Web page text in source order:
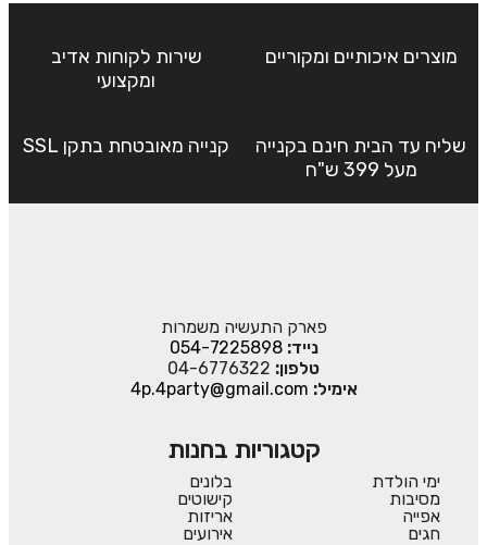
מוצרים איכותיים ומקוריים
שירות לקוחות אדיב
ומקצועי
שליח עד הבית חינם בקנייה
מעל 399 ש"ח
קנייה מאובטחת בתקן SSL
פארק התעשיה משמרות
נייד:054-7225898
טלפון: 04-6776322
אימיל: 4p.4party@gmail.com
קטגוריות בחנות
ימי הולדת
מסיבות
אפייה
חגים
בלונים
קישוטים
אריזות
אירועים